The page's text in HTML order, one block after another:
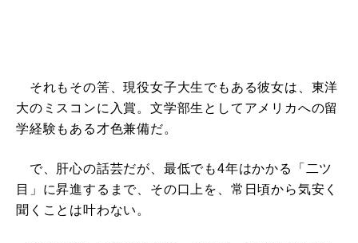
それもその筈、現役女子大生でもある彼女は、東洋
大のミスコンに入賞。文学部生としてアメリカへの留
学経験もある才色兼備だ。
で、肝心の話芸だが、最低でも4年はかかる「二ツ
目」に昇進するまで、その口上を、常日頃から気安く
聞くことは叶わない。